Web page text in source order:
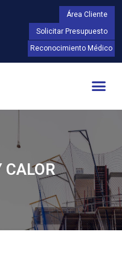
Área Cliente
Solicitar Presupuesto
Reconocimiento Médico